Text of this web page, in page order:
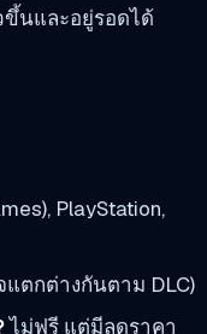
ขึ้นและอยู่รอดได้
PlayStation,
ตกต่างกันตาม DLC)
ไม่ฟรี แต่มีลดราคา